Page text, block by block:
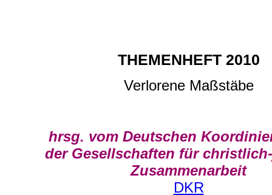
THEMENHEFT 2010
Verlorene Maßstäbe
hrsg. vom Deutschen
der Gesellschaften für
Zusammenarbeit
DKR